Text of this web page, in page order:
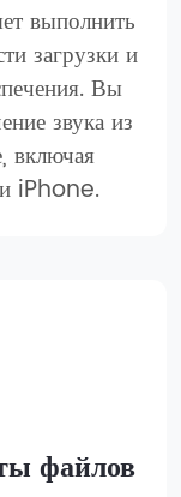
выполнить
загрузки и
Вы
звука из
включая
iPhone.
файлов